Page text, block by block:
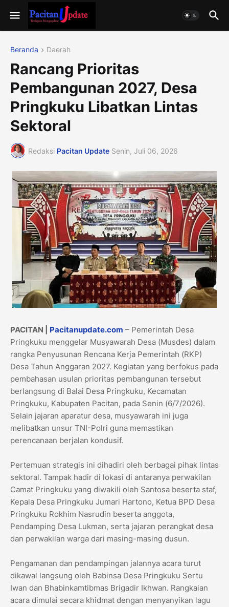
Beranda Daerah
Rancang Prioritas
Pembangunan 2027, Desa
Pringkuku Libatkan Lintas
Sektoral
Redaksi Pacitan Update Senin, Juli 06, 2026
​PACITAN | Pacitanupdate.com – Pemerintah Desa
Pringkuku menggelar Musyawarah Desa (Musdes) dalam
rangka Penyusunan Rencana Kerja Pemerintah (RKP)
Desa Tahun Anggaran 2027. Kegiatan yang berfokus pada
pembahasan usulan prioritas pembangunan tersebut
berlangsung di Balai Desa Pringkuku, Kecamatan
Pringkuku, Kabupaten Pacitan, pada Senin (6/7/2026).
Selain jajaran aparatur desa, musyawarah ini juga
melibatkan unsur TNI-Polri guna memastikan
perencanaan berjalan kondusif.
​​Pertemuan strategis ini dihadiri oleh berbagai pihak lintas
sektoral. Tampak hadir di lokasi di antaranya perwakilan
Camat Pringkuku yang diwakili oleh Santosa beserta staf,
Kepala Desa Pringkuku Jumari Hartono, Ketua BPD Desa
Pringkuku Rokhim Nasrudin beserta anggota,
Pendamping Desa Lukman, serta jajaran perangkat desa
dan perwakilan warga dari masing-masing dusun.
​Pengamanan dan pendampingan jalannya acara turut
dikawal langsung oleh Babinsa Desa Pringkuku Sertu
Iwan dan Bhabinkamtibmas Brigadir Ikhwan. Rangkaian
acara dimulai secara khidmat dengan menyanyikan lagu